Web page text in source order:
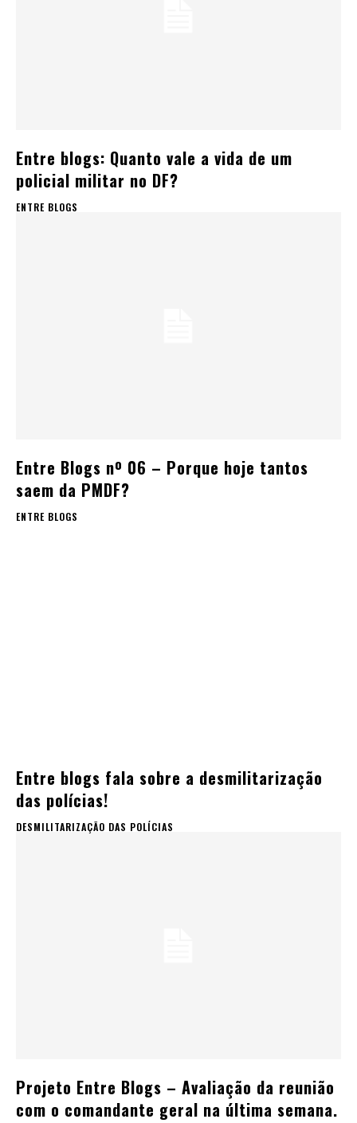
Entre blogs: Quanto vale a vida de um
policial militar no DF?
ENTRE BLOGS
Entre Blogs nº 06 – Porque hoje tantos
saem da PMDF?
ENTRE BLOGS
Entre blogs fala sobre a desmilitarização
das polícias!
DESMILITARIZAÇÃO DAS POLÍCIAS
Projeto Entre Blogs – Avaliação da reunião
com o comandante geral na última semana.